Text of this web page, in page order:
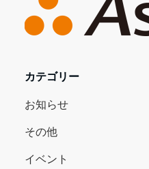
カテゴリー
お知らせ
その他
イベント